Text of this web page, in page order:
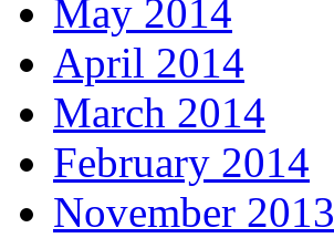
May 2014
April 2014
March 2014
February 2014
November 2013